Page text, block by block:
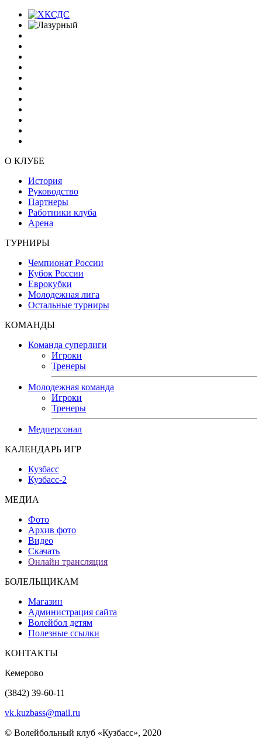
О КЛУБЕ
История
Руководство
Партнеры
Работники клуба
Арена
ТУРНИРЫ
Чемпионат России
Кубок России
Еврокубки
Молодежная лига
Остальные турниры
КОМАНДЫ
Команда суперлиги
Игроки
Тренеры
Молодежная команда
Игроки
Тренеры
Медперсонал
КАЛЕНДАРЬ ИГР
Кузбасс
Кузбасс-2
МЕДИА
Фото
Архив фото
Видео
Скачать
Онлайн трансляция
БОЛЕЛЬЩИКАМ
Магазин
Администрация сайта
Волейбол детям
Полезные ссылки
КОНТАКТЫ
Кемерово
(3842) 39-60-11
vk.kuzbass@mail.ru
© Волейбольный клуб «Кузбасс», 2020